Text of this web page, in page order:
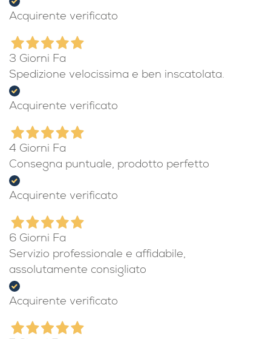
Acquirente verificato
3 Giorni Fa
Spedizione velocissima e ben inscatolata.
Acquirente verificato
4 Giorni Fa
Consegna puntuale, prodotto perfetto
Acquirente verificato
6 Giorni Fa
Servizio professionale e affidabile,
assolutamente consigliato
Acquirente verificato